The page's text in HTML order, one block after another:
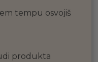
tempu osvojiš
produkta